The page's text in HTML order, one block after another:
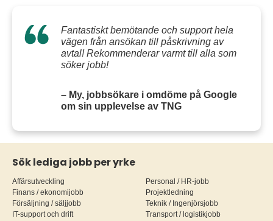
Fantastiskt bemötande och support hela
vägen från ansökan till påskrivning av
avtal! Rekommenderar varmt till alla som
söker jobb!
– My, jobbsökare i omdöme på Google
om sin upplevelse av TNG
Sök lediga jobb per yrke
Affärsutveckling
Finans / ekonomijobb
Försäljning / säljjobb
IT-support och drift
Personal / HR-jobb
Projektledning
Teknik / Ingenjörsjobb
Transport / logistikjobb